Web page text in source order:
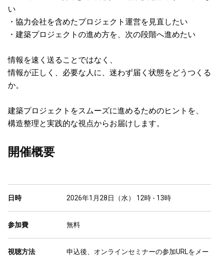
い
・協力会社を含めたプロジェクト運営を見直したい
・建築プロジェクトの進め方を、次の段階へ進めたい
情報を速く送ることではなく、
情報が正しく、必要な人に、迷わず届く状態をどうつくる
か。
建築プロジェクトをスムーズに進めるためのヒントを、
構造整理と実践的な視点からお届けします。
開催概要
日時 2026年1月28日（水） 12時 - 13時
参加費 無料
視聴方法
申込後、オンラインセミナーの参加URLをメー